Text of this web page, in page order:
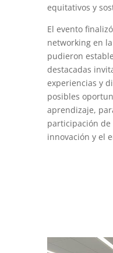
equitativos y
El evento
networking en
pudieron
destacadas
experiencias y
posibles
aprendizaje,
participación
innovación y el